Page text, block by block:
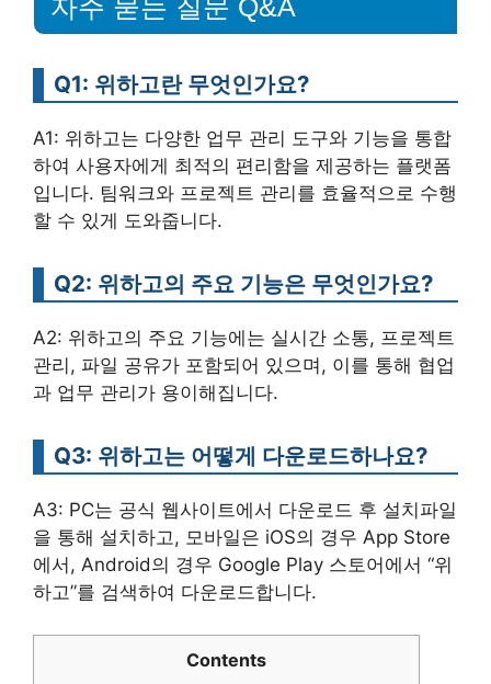
자주 묻는 질문 Q&A
Q1: 위하고란 무엇인가요?
A1: 위하고는 다양한 업무 관리 도구와 기능을 통합
하여 사용자에게 최적의 편리함을 제공하는 플랫폼
입니다. 팀워크와 프로젝트 관리를 효율적으로 수행
할 수 있게 도와줍니다.
Q2: 위하고의 주요 기능은 무엇인가요?
A2: 위하고의 주요 기능에는 실시간 소통, 프로젝트
관리, 파일 공유가 포함되어 있으며, 이를 통해 협업
과 업무 관리가 용이해집니다.
Q3: 위하고는 어떻게 다운로드하나요?
A3: PC는 공식 웹사이트에서 다운로드 후 설치파일
을 통해 설치하고, 모바일은 iOS의 경우 App Store
에서, Android의 경우 Google Play 스토어에서 “위
하고”를 검색하여 다운로드합니다.
Contents